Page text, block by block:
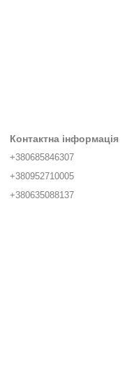
Контактна інформація
+380685846307
+380952710005
+380635088137